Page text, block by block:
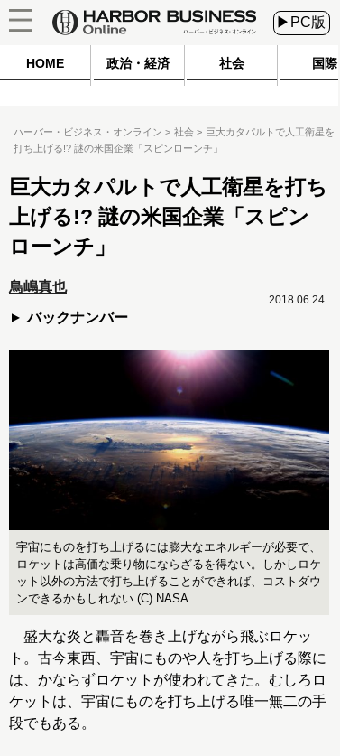
▶PC版
HOME 政治・経済 社会 国際
ハーバー・ビジネス・オンライン 社会
巨大カタパルトで人工衛星を
打ち上げる!? 謎の米国企業「スピンローンチ」
巨大カタパルトで人工衛星を打ち
上げる!? 謎の米国企業「スピン
ローンチ」
鳥嶋真也
バックナンバー
2018.06.24
宇宙にものを打ち上げるには膨大なエネルギーが必要で、
ロケットは高価な乗り物にならざるを得ない。しかしロケ
ット以外の方法で打ち上げることができれば、コストダウ
ンできるかもしれない (C) NASA
盛大な炎と轟音を巻き上げながら飛ぶロケッ
ト。古今東西、宇宙にものや人を打ち上げる際に
は、かならずロケットが使われてきた。むしろロ
ケットは、宇宙にものを打ち上げる唯一無二の手
段でもある。